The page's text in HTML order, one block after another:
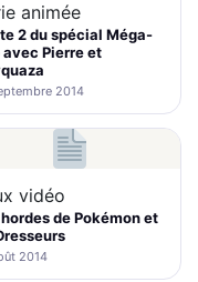
animée
2 du spécial Méga-
avec Pierre et
2014
vidéo
de Pokémon et
2014